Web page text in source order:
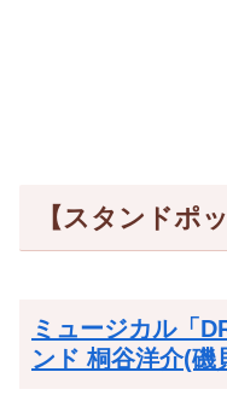
【スタンドポッ
ミュージカル「
ンド 桐谷洋介(磯